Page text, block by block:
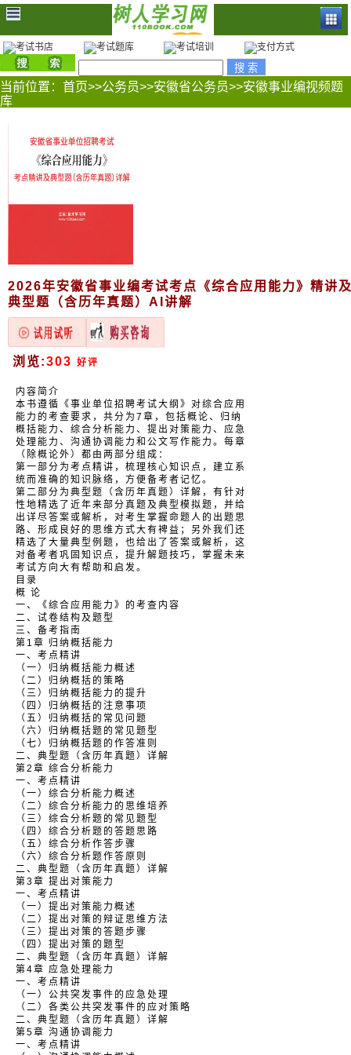
当前位置： 首页>>公务员>>安徽省公务员>>安徽事业编视频题
库
2026年安徽省事业编考试考点《综合应用能力》精讲
典型题（含历年真题）AI讲解
浏览:303 好评
内容简介
本书遵循《事业单位招聘考试大纲》对综合应用
能力的考查要求，共分为7章，包括概论、归纳
概括能力、综合分析能力、提出对策能力、应急
处理能力、沟通协调能力和公文写作能力。每章
（除概论外）都由两部分组成：
第一部分为考点精讲，梳理核心知识点，建立系
统而准确的知识脉络，方便备考者记忆。
第二部分为典型题（含历年真题）详解，有针对
性地精选了近年来部分真题及典型模拟题，并给
出详尽答案或解析，对考生掌握命题人的出题思
路、形成良好的思维方式大有裨益；另外我们还
精选了大量典型例题，也给出了答案或解析，这
对备考者巩固知识点，提升解题技巧，掌握未来
考试方向大有帮助和启发。
目录
概 论
一、《综合应用能力》的考查内容
二、试卷结构及题型
三、备考指南
第1章 归纳概括能力
一、考点精讲
（一）归纳概括能力概述
（二）归纳概括的策略
（三）归纳概括能力的提升
（四）归纳概括的注意事项
（五）归纳概括的常见问题
（六）归纳概括题的常见题型
（七）归纳概括题的作答准则
二、典型题（含历年真题）详解
第2章 综合分析能力
一、考点精讲
（一）综合分析能力概述
（二）综合分析能力的思维培养
（三）综合分析题的常见题型
（四）综合分析题的答题思路
（五）综合分析作答步骤
（六）综合分析题作答原则
二、典型题（含历年真题）详解
第3章 提出对策能力
一、考点精讲
（一）提出对策能力概述
（二）提出对策的辩证思维方法
（三）提出对策的答题步骤
（四）提出对策的题型
二、典型题（含历年真题）详解
第4章 应急处理能力
一、考点精讲
（一）公共突发事件的应急处理
（二）各类公共突发事件的应对策略
二、典型题（含历年真题）详解
第5章 沟通协调能力
一、考点精讲